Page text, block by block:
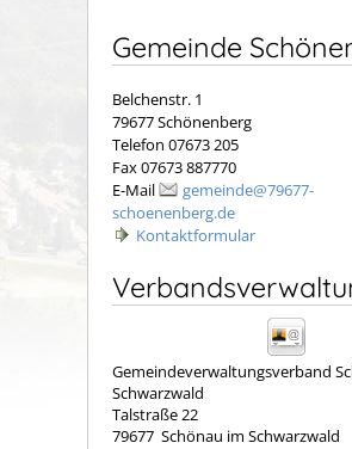
Gemeinde
Belchenstr. 1
79677 Schönenberg
Telefon 07673 205
Fax 07673 887770
E-Mail
gemeinde@79677-
schoenenberg.de
Kontaktformular
Gemeindeverwaltungsverband
Schwarzwald
Talstraße 22
79677 Schönau im Schwarzwald